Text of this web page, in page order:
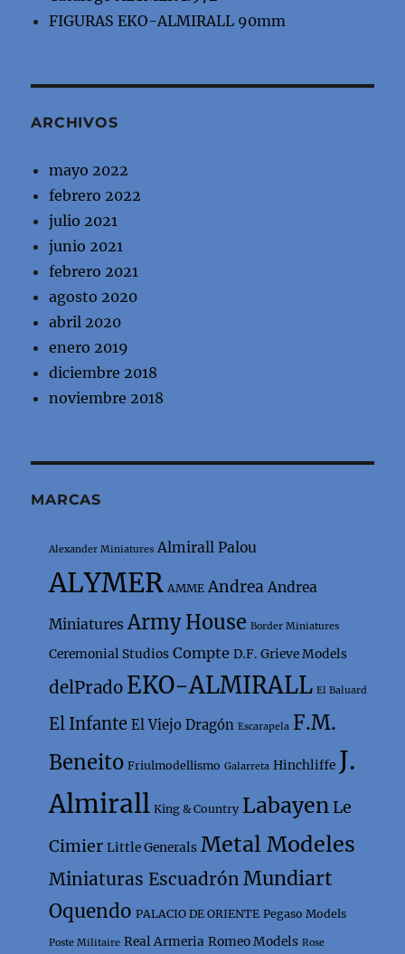
FIGURAS EKO-ALMIRALL 90mm
ARCHIVOS
mayo 2022
febrero 2022
julio 2021
junio 2021
febrero 2021
agosto 2020
abril 2020
enero 2019
diciembre 2018
noviembre 2018
MARCAS
Alexander Miniatures Almirall Palou
ALYMER AMME Andrea Andrea
Miniatures Army House Border Miniatures
Ceremonial Studios Compte D.F. Grieve Models
delPrado EKO-ALMIRALL El Baluard
El Infante El Viejo Dragón Escarapela F.M.
Beneito Friulmodellismo Galarreta Hinchliffe J.
Almirall King & Country Labayen Le
Cimier Little Generals Metal Modeles
Miniaturas Escuadrón Mundiart
Oquendo PALACIO DE ORIENTE Pegaso Models
Poste Militaire Real Armeria Romeo Models Rose